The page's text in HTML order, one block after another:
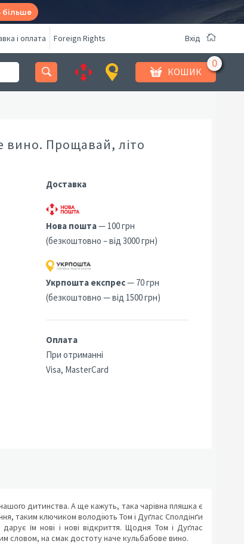
більше
і оплата Foreign Rights Вхід
КОШИК
вино. Прощавай, літо
Доставка
Нова пошта— 100 грн
(безкоштовно – від 3000 грн)
Укрпошта експрес— 70 грн
(безкоштовно — від 1500 грн)
Оплата
При отриманні
Visa, MasterCard
дитинства. А ще кажуть, така чарівна пляшка є
таким ключиком володіють Том і Дуґлас Сполдінґи
їм нові і нові відкриття. Щодня Том і Дуґлас
словом, на смак достоту наче кульбабове вино.